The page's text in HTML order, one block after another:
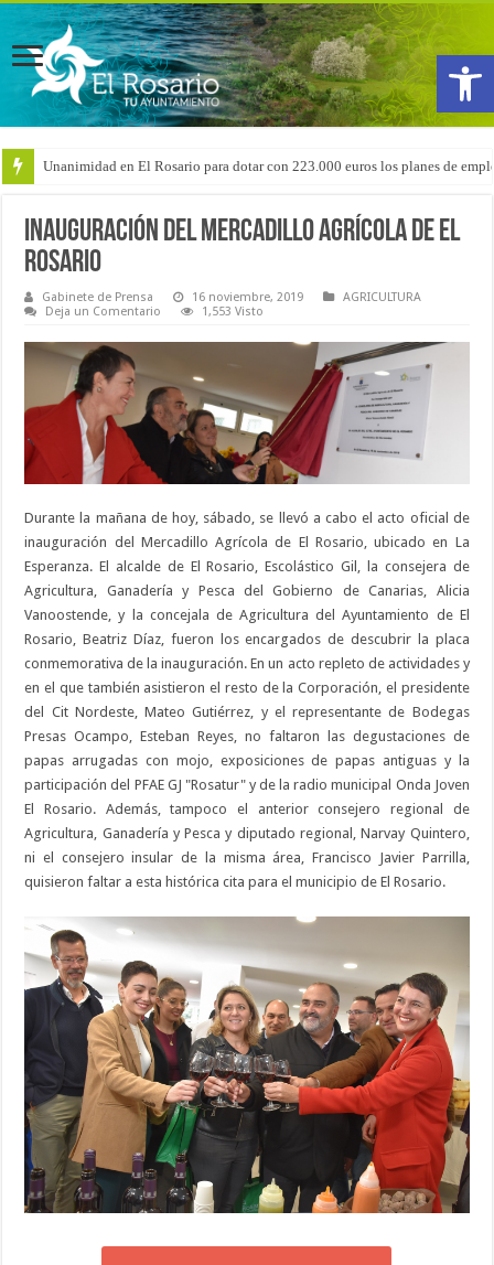
Abrir
Arranca la reforma del CEIP San Isidro con las demoliciones para la
Inauguración del Mercadillo Agrícola de El
Rosario
Gabinete de Prensa 16 noviembre, 2019
AGRICULTURA
Deja un Comentario
1,553 Visto
Durante la mañana de hoy, sábado, se llevó a cabo el acto oficial de
inauguración del Mercadillo Agrícola de El Rosario, ubicado en La
Esperanza. El alcalde de El Rosario, Escolástico Gil, la consejera de
Agricultura, Ganadería y Pesca del Gobierno de Canarias, Alicia
Vanoostende, y la concejala de Agricultura del Ayuntamiento de El
Rosario, Beatriz Díaz, fueron los encargados de descubrir la placa
conmemorativa de la inauguración. En un acto repleto de actividades y
en el que también asistieron el resto de la Corporación, el presidente
del Cit Nordeste, Mateo Gutiérrez, y el representante de Bodegas
Presas Ocampo, Esteban Reyes, no faltaron las degustaciones de
papas arrugadas con mojo, exposiciones de papas antiguas y la
participación del PFAE GJ "Rosatur" y de la radio municipal Onda Joven
El Rosario. Además, tampoco el anterior consejero regional de
Agricultura, Ganadería y Pesca y diputado regional, Narvay Quintero,
ni el consejero insular de la misma área, Francisco Javier Parrilla,
quisieron faltar a esta histórica cita para el municipio de El Rosario.